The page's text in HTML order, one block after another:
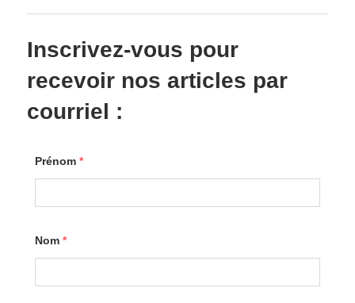
Inscrivez-vous pour
recevoir nos articles par
courriel :
Prénom *
Nom *